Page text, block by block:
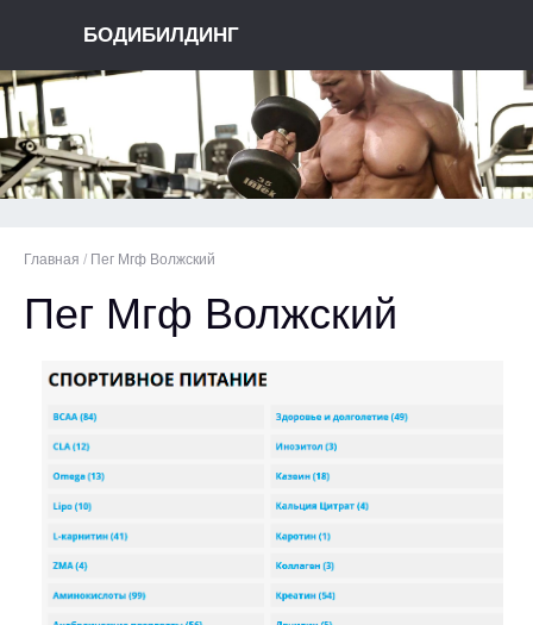
БОДИБИЛДИНГ
Главная / Пег Мгф Волжский
Пег Мгф Волжский